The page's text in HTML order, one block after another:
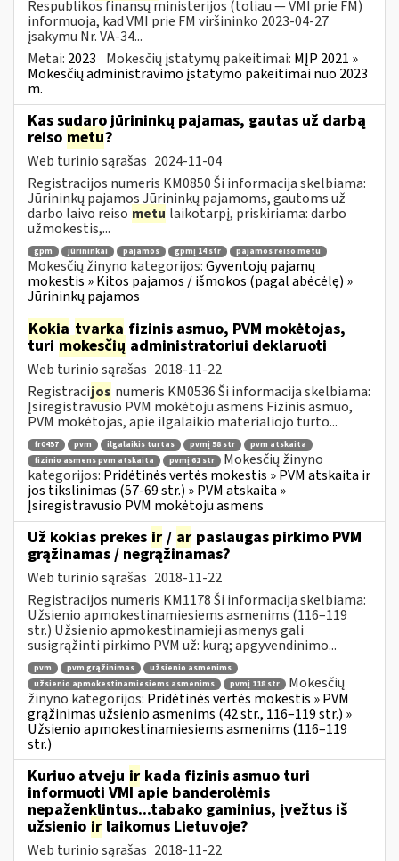
Respublikos finansų ministerijos (toliau ― VMI prie FM)
informuoja, kad VMI prie FM viršininko 2023-04-27
įsakymu Nr. VA-34...
Metai: 2023 Mokesčių įstatymų pakeitimai: MĮP 2021 »
Mokesčių administravimo įstatymo pakeitimai nuo 2023
m.
Kas sudaro jūrininkų pajamas, gautas už darbą
reiso metu?
Web turinio sąrašas 2024-11-04
Registracijos numeris KM0850 Ši informacija skelbiama:
Jūrininkų pajamos Jūrininkų pajamoms, gautoms už
darbo laivo reiso metu laikotarpį, priskiriama: darbo
užmokestis,...
gpm jūrininkai pajamos gpmį 14 str pajamos reiso metu
Mokesčių žinyno kategorijos:Gyventojų pajamų
mokestis » Kitos pajamos / išmokos (pagal abėcėlę) »
Jūrininkų pajamos
Kokia tvarka fizinis asmuo, PVM mokėtojas,
turimokesčių administratoriui deklaruoti
Web turinio sąrašas 2018-11-22
Registracijos numeris KM0536 Ši informacija skelbiama:
Įsiregistravusio PVM mokėtoju asmens Fizinis asmuo,
PVM mokėtojas, apie ilgalaikio materialiojo turto...
fr0457 pvm ilgalaikis turtas pvmį 58 str
pvm atskaita
fizinio asmens pvm atskaita
pvmį 61 str
Mokesčių žinyno
kategorijos: Pridėtinės vertės mokestis » PVM atskaita ir
jos tikslinimas (57-69 str.) » PVM atskaita »
Įsiregistravusio PVM mokėtoju asmens
Už kokias prekes ir / ar paslaugas pirkimo PVM
grąžinamas / negrąžinamas?
Web turinio sąrašas 2018-11-22
Registracijos numeris KM1178 Ši informacija skelbiama:
Užsienio apmokestinamiesiems asmenims (116–119
str.) Užsienio apmokestinamieji asmenys gali
susigrąžinti pirkimo PVM už: kurą; apgyvendinimo...
pvm pvm grąžinimas
užsienio asmenims
užsienio apmokestinamiesiems asmenims
pvmį 118 str
Mokesčių
žinyno kategorijos: Pridėtinės vertės mokestis » PVM
grąžinimas užsienio asmenims (42 str., 116–119 str.) »
Užsienio apmokestinamiesiems asmenims (116–119
str.)
Kuriuo atveju ir kada fizinis asmuo turi
informuoti VMI apie banderolėmis
nepaženklintus...tabako gaminius, įvežtus iš
užsienio ir laikomus Lietuvoje?
Web turinio sąrašas 2018-11-22